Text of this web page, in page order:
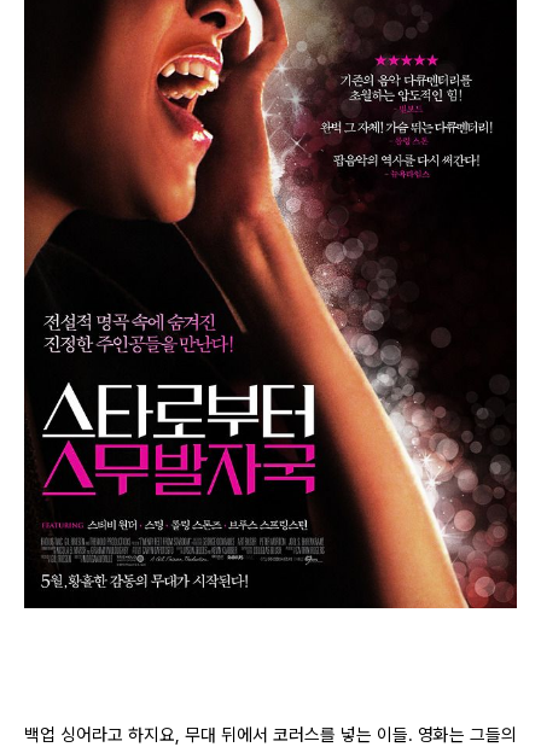
백업 싱어라고 하지요, 무대 뒤에서 코러스를 넣는 이들. 영화는 그들의